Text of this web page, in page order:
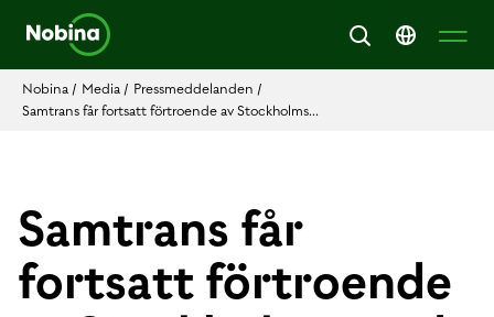
Nobina / Media / Pressmeddelanden /
Samtrans får fortsatt förtroende av Stockholms...
Samtrans får
fortsatt förtroende